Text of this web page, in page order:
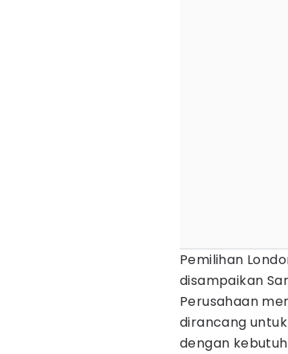
Pemilihan
disampaikan
Perusahaan
dirancang
dengan